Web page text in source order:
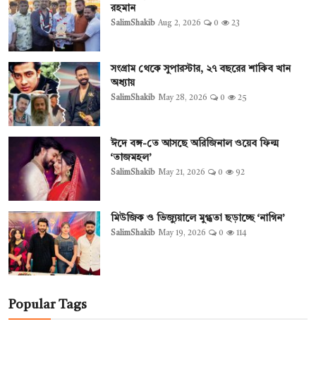
রহমান
SalimShakib Aug 2, 2026 0 23
সংগ্রাম থেকে সুপারস্টার, ২৭ বছরের শাকিব খান
অধ্যায়
SalimShakib May 28, 2026 0 25
ঈদে বঙ্গ-তে আসছে অরিজিনাল ওয়েব ফিল্ম
‘তাজমহল’
SalimShakib May 21, 2026 0 92
মিউজিক ও ভিজ্যুয়ালে মুগ্ধতা ছড়াচ্ছে ‘নাগিন’
SalimShakib May 19, 2026 0 114
Popular Tags